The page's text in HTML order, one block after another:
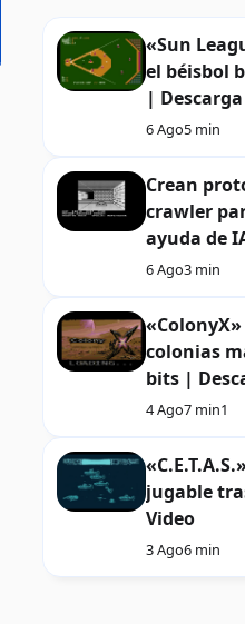
«Sun
el béisbol
| Descarga
6 Ago5 min
Crean
crawler
ayuda de
6 Ago3 min
colonias
bits |
4 Ago7 min1
jugable
Video
3 Ago6 min